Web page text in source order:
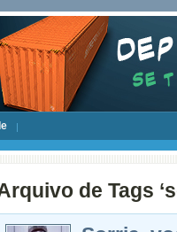
de Tags